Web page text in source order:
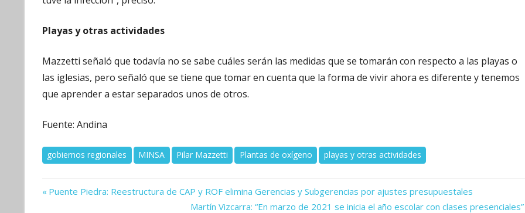
Playas y otras actividades
Mazzetti señaló que todavía no se sabe cuáles serán las medidas que se tomarán con respecto a las playas o
las iglesias, pero señaló que se tiene que tomar en cuenta que la forma de vivir ahora es diferente y tenemos
que aprender a estar separados unos de otros.
Fuente: Andina
gobiernos regionales MINSA Pilar Mazzetti Plantas de oxígeno playas y otras actividades
Navegación
Previous
Puente Piedra: Reestructura de CAP y ROF elimina Gerencias y Subgerencias por ajustes presupuestales
Next
Martín Vizcarra: “En marzo de 2021 se inicia el año escolar con clases presenciales”